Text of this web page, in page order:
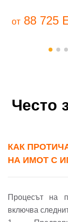
Добре
от 88 725
Често
КАК
НА ИМОТ С
Процесът на
включва